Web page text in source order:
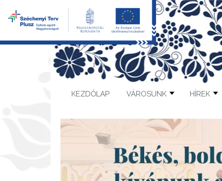
KEZDŐLAP VÁROSUNK HÍREK